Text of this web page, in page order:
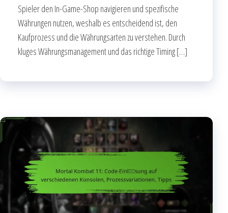
Spieler den In-Game-Shop navigieren und spezifische
Währungen nutzen, weshalb es entscheidend ist, den
Kaufprozess und die Währungsarten zu verstehen. Durch
kluges Währungsmanagement und das richtige Timing […]